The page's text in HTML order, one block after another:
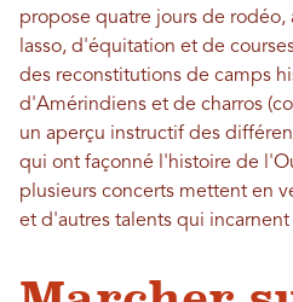
propose quatre jours de rodéo,
lasso, d'équitation et de
des reconstitutions de camps
d'Amérindiens et de charros
un aperçu instructif des
qui ont façonné l'histoire de
plusieurs concerts mettent en
et d'autres talents qui